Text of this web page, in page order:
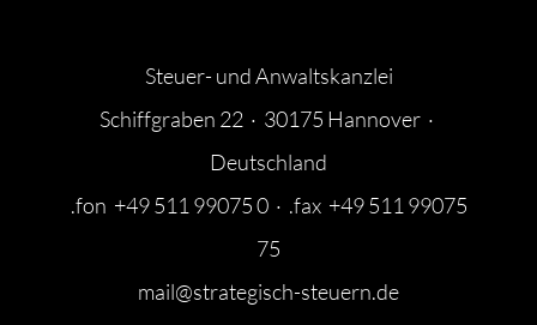
Steuer- und Anwaltskanzlei
Schiffgraben 22 · 30175 Hannover ·
Deutschland
.fon +49 511 99075 0 · .fax +49 511 99075
75
mail@strategisch-steuern.de